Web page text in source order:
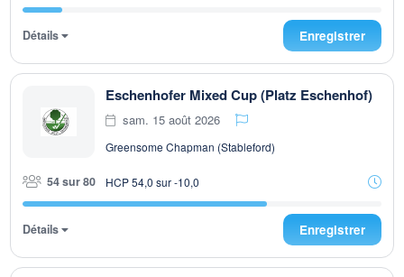
Détails Enregistrer
Eschenhofer Mixed Cup (Platz Eschenhof)
sam. 15 août 2026
Greensome Chapman (Stableford)
54 sur 80 HCP 54,0 sur -10,0
Détails Enregistrer